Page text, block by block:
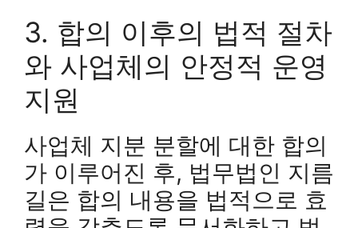
3. 합의 이후의 법적 절차
와 사업체의 안정적 운영
지원
사업체 지분 분할에 대한 합의
가 이루어진 후, 법무법인 지름
길은 합의 내용을 법적으로 효